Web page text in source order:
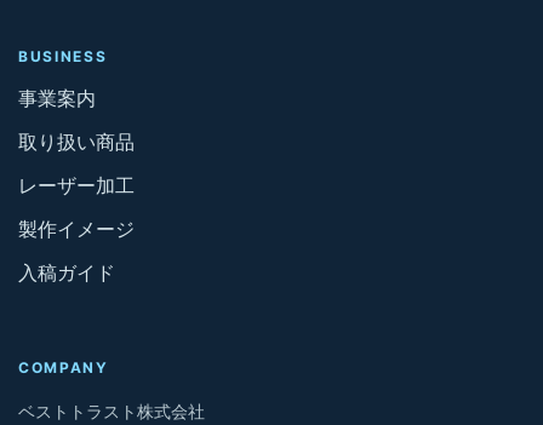
BUSINESS
事業案内
取り扱い商品
レーザー加工
製作イメージ
入稿ガイド
COMPANY
ベストトラスト株式会社